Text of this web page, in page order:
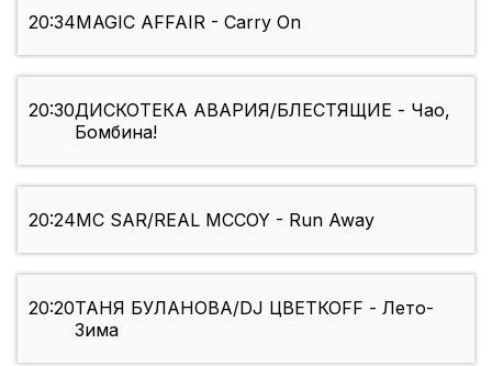
20:34MAGIC AFFAIR - Carry On
20:30ДИСКОТЕКА АВАРИЯ/БЛЕСТЯЩИЕ - Чао,
Бомбина!
20:24MC SAR/REAL MCCOY - Run Away
20:20ТАНЯ БУЛАНОВА/DJ ЦВЕТКОFF - Лето-
Зима